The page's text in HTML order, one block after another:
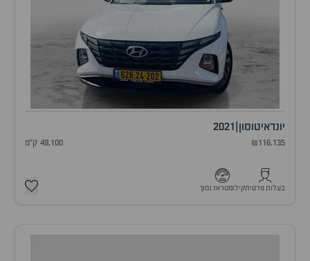
יונדאיטוסון 2021
₪116,135 49,100 ק"מ
בעלות פרטיתקילומטראז נמוך